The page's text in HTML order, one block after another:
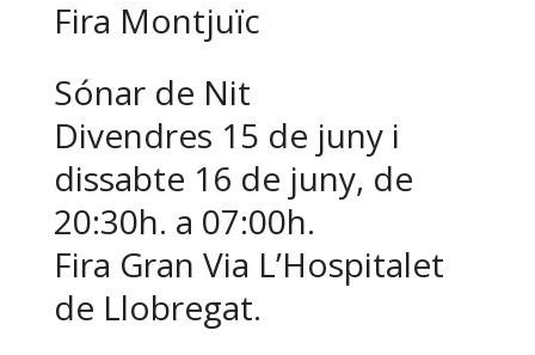
Fira Montjuïc
Sónar de Nit
Divendres 15 de juny i
dissabte 16 de juny, de
20:30h. a 07:00h.
Fira Gran Via L’Hospitalet
de Llobregat.